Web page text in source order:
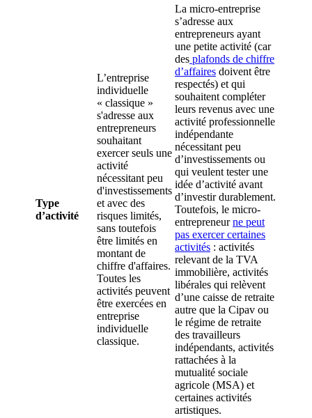
Type
d’activité
L’entreprise
individuelle
« classique »
s'adresse aux
entrepreneurs
souhaitant
exercer seuls une
activité
nécessitant peu
d'investissements
et avec des
risques limités,
sans toutefois
être limités en
montant de
chiffre d'affaires.
Toutes les
activités peuvent
être exercées en
entreprise
individuelle
classique.
La micro-entreprise
s’adresse aux
entrepreneurs ayant
une petite activité (car
des plafonds de chiffre
d’affaires doivent être
respectés) et qui
souhaitent compléter
leurs revenus avec une
activité professionnelle
indépendante
nécessitant peu
d’investissements ou
qui veulent tester une
idée d’activité avant
d’investir durablement.
Toutefois, le micro-
entrepreneurne peut
pas exercer certaines
activités : activités
relevant de la TVA
immobilière, activités
libérales qui relèvent
d’une caisse de retraite
autre que la Cipav ou
le régime de retraite
des travailleurs
indépendants, activités
rattachées à la
mutualité sociale
agricole (MSA) et
certaines activités
artistiques.